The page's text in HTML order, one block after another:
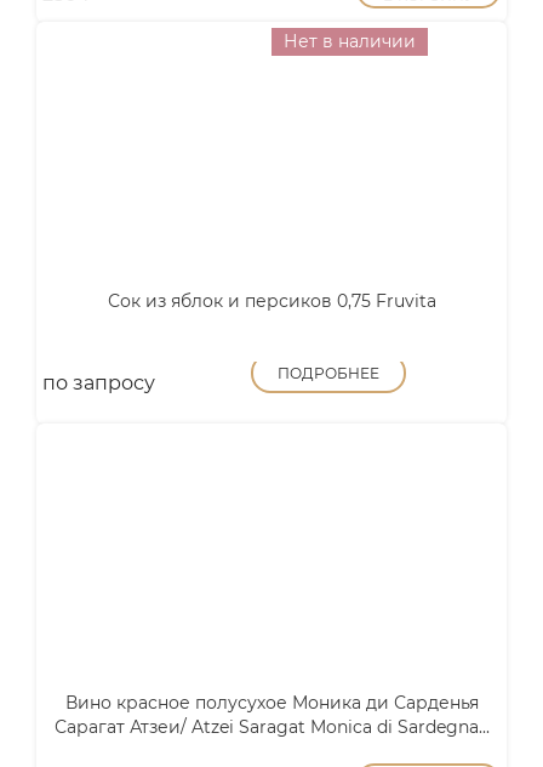
Нет в наличии
Сок из яблок и персиков 0,75 Fruvita
по запросу ПОДРОБНЕЕ
Вино красное полусухое Моника ди Сарденья
Сарагат Атзеи/ Atzei Saragat Monica di Sardegna...